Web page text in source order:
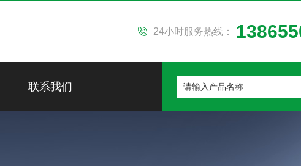
24小时服务热线：
联系我们